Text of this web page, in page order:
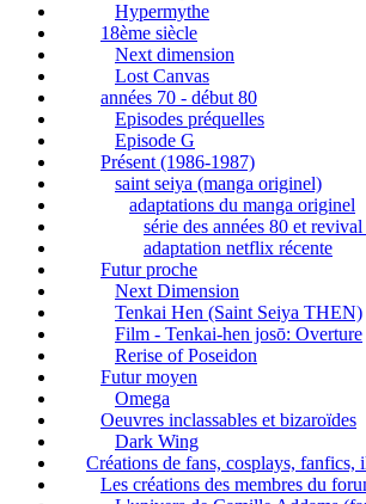
Hypermythe
18ème siècle
Next dimension
Lost Canvas
années 70 - début 80
Episodes préquelles
Episode G
Présent (1986-1987)
saint seiya (manga originel)
adaptations du manga originel
série des années 80 et
adaptation netflix récente
Futur proche
Next Dimension
Tenkai Hen (Saint Seiya THEN)
Film - Tenkai-hen josō: Overture
Rerise of Poseidon
Futur moyen
Omega
Oeuvres inclassables et bizaroïdes
Dark Wing
Créations de fans, cosplays, fanfics,
Les créations des membres du